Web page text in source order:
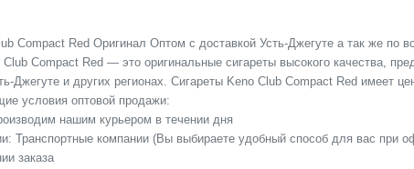
Compact Red Оригинал Оптом с доставкой Усть-Джегуте а так же по
Compact Red — это оригинальные сигареты высокого качества,
Джегуте и других регионах. Сигареты Keno Club Compact Red имеет
условия оптовой продажи:
нашим курьером в течении дня
Транспортные компании (Вы выбираете удобный способ для вас при
заказа